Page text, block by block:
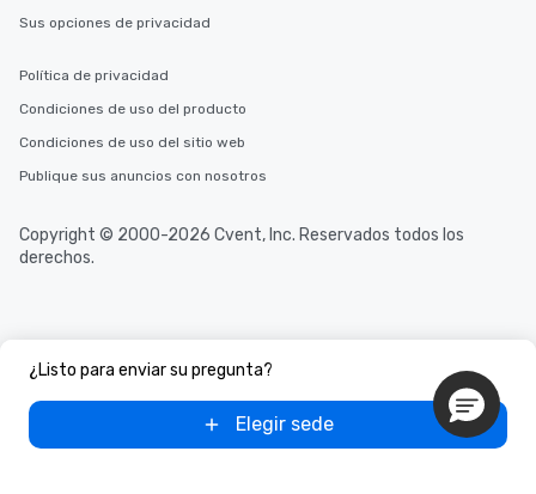
¿Listo para enviar su pregunta?
Elegir sede
Sus opciones de privacidad
Política de privacidad
Condiciones de uso del producto
Condiciones de uso del sitio web
Publique sus anuncios con nosotros
Copyright © 2000-2026 Cvent, Inc. Reservados todos los
derechos.